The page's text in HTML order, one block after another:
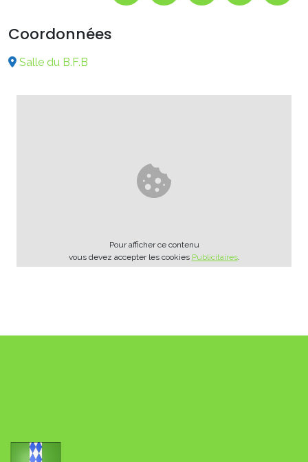
Coordonnées
Salle du B.F.B
Pour afficher ce contenu
vous devez accepter les cookies Publicitaires.